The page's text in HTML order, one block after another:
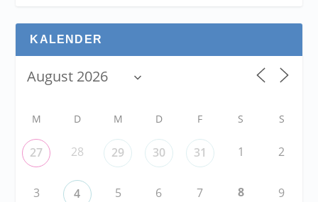
KALENDER
M D M D F S S
27 28 29 30 31 1 2
3 4 5 6 7 8 9